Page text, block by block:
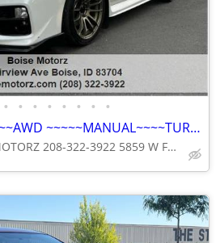
• • • • • • • •
2016 Subaru WRX ~~~~~AWD ~~~~~MANUAL~~~~TURBO~~~
BOISE MOTORZ 208-322-3922 5859 W FAIRVIEW AVE BOISE IDAHO<ta